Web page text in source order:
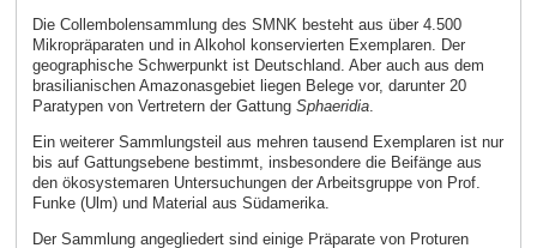
Die Collembolensammlung des SMNK besteht aus über 4.500
Mikropräparaten und in Alkohol konservierten Exemplaren. Der
geographische Schwerpunkt ist Deutschland. Aber auch aus dem
brasilianischen Amazonasgebiet liegen Belege vor, darunter 20
Paratypen von Vertretern der Gattung Sphaeridia.
Ein weiterer Sammlungsteil aus mehren tausend Exemplaren ist nur
bis auf Gattungsebene bestimmt, insbesondere die Beifänge aus
den ökosystemaren Untersuchungen der Arbeitsgruppe von Prof.
Funke (Ulm) und Material aus Südamerika.
Der Sammlung angegliedert sind einige Präparate von Proturen